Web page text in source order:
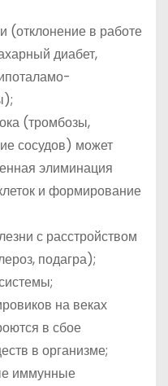
(отклонение в работе
диабет,
(тромбозы,
сосудов) может
элиминация
и формирование
с расстройством
подагра);
на веках
в сбое
в организме;
иммунные